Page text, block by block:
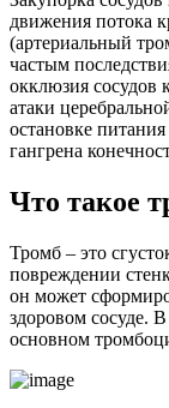
движения потока
(артериальный
частым
окклюзия сосудов
атаки
остановке
гангрена
Что такое
Тромб – это
повреждении
он может
здоровом сосуде.
основном